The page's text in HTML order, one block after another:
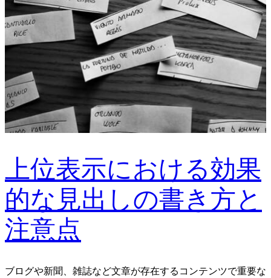
上位表示における効果
的な見出しの書き方と
注意点
ブログや新聞、雑誌など文章が存在するコンテンツで重要な